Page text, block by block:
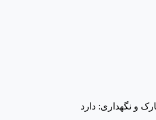
و نگهداری: دارد